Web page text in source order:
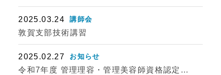
2025.03.24 講師会
敦賀支部技術講習
2025.02.27 お知らせ
令和7年度 管理理容・管理美容師資格認定…